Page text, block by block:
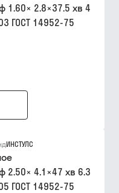
2.8×37.5 хв 4
ГОСТ 14952-75
ИНСТУЛС
4.1×47 хв 6.3
ГОСТ 14952-75